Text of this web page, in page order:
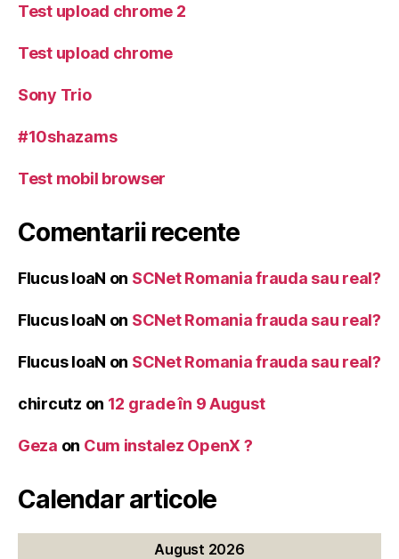
Test upload chrome 2
Test upload chrome
Sony Trio
#10shazams
Test mobil browser
Comentarii recente
Flucus IoaN on SCNet Romania frauda sau real?
Flucus IoaN on SCNet Romania frauda sau real?
Flucus IoaN on SCNet Romania frauda sau real?
chircutz on 12 grade în 9 August
Geza on Cum instalez OpenX ?
Calendar articole
August 2026